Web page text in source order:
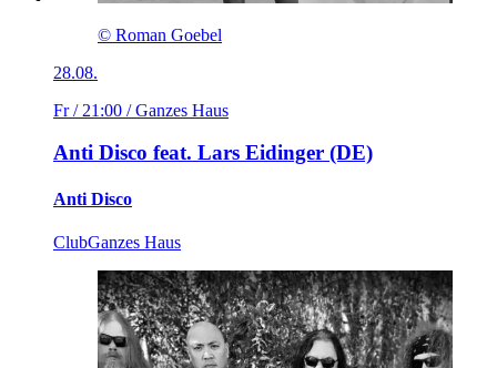
© Roman Goebel
28.08.
Fr / 21:00 / Ganzes Haus
Anti Disco feat. Lars Eidinger (DE)
Anti Disco
ClubGanzes Haus